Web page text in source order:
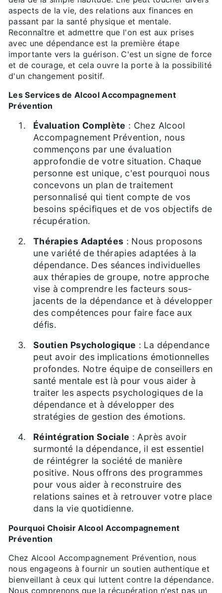
aspects de la vie, des relations aux finances en
passant par la santé physique et mentale.
Reconnaître et admettre que l'on est aux prises
avec une dépendance est la première étape
importante vers la guérison. C'est un signe de force
et de courage, et cela ouvre la porte à la possibilité
d'un changement positif.
Les Services de Alcool Accompagnement
Prévention
Évaluation Complète : Chez Alcool
Accompagnement Prévention, nous
commençons par une évaluation
approfondie de votre situation. Chaque
personne est unique, c'est pourquoi nous
concevons un plan de traitement
personnalisé qui tient compte de vos
besoins spécifiques et de vos objectifs de
récupération.
Thérapies Adaptées : Nous proposons
une variété de thérapies adaptées à la
dépendance. Des séances individuelles
aux thérapies de groupe, notre approche
vise à comprendre les facteurs sous-
jacents de la dépendance et à développer
des compétences pour faire face aux
défis.
Soutien Psychologique : La dépendance
peut avoir des implications émotionnelles
profondes. Notre équipe de conseillers en
santé mentale est là pour vous aider à
traiter les aspects psychologiques de la
dépendance et à développer des
stratégies de gestion des émotions.
Réintégration Sociale : Après avoir
surmonté la dépendance, il est essentiel
de réintégrer la société de manière
positive. Nous offrons des programmes
pour vous aider à reconstruire des
relations saines et à retrouver votre place
dans la vie quotidienne.
Pourquoi Choisir Alcool Accompagnement
Prévention
Chez Alcool Accompagnement Prévention, nous
nous engageons à fournir un soutien authentique et
bienveillant à ceux qui luttent contre la dépendance.
Nous comprenons que la récupération n'est pas un